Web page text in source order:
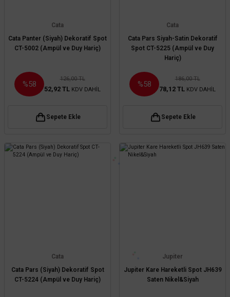
Cata
Cata Panter (Siyah) Dekoratif Spot
CT-5002 (Ampül ve Duy Hariç)
%58
126,00 TL
52,92 TL KDV DAHİL
Sepete Ekle
Cata
Cata Pars Siyah-Satin Dekoratif
Spot CT-5225 (Ampül ve Duy
Hariç)
%58
186,00 TL
78,12 TL KDV DAHİL
Sepete Ekle
Cata
Cata Pars (Siyah) Dekoratif Spot
CT-5224 (Ampül ve Duy Hariç)
Jupiter
Jupiter Kare Hareketli Spot JH639
Saten Nikel&Siyah